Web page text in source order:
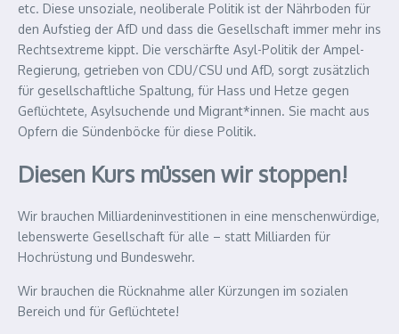
etc. Diese unsoziale, neoliberale Politik ist der Nährboden für
den Aufstieg der AfD und dass die Gesellschaft immer mehr ins
Rechtsextreme kippt. Die verschärfte Asyl-Politik der Ampel-
Regierung, getrieben von CDU/CSU und AfD, sorgt zusätzlich
für gesellschaftliche Spaltung, für Hass und Hetze gegen
Geflüchtete, Asylsuchende und Migrant*innen. Sie macht aus
Opfern die Sündenböcke für diese Politik.
Diesen Kurs müssen wir stoppen!
Wir brauchen Milliardeninvestitionen in eine menschenwürdige,
lebenswerte Gesellschaft für alle – statt Milliarden für
Hochrüstung und Bundeswehr.
Wir brauchen die Rücknahme aller Kürzungen im sozialen
Bereich und für Geflüchtete!